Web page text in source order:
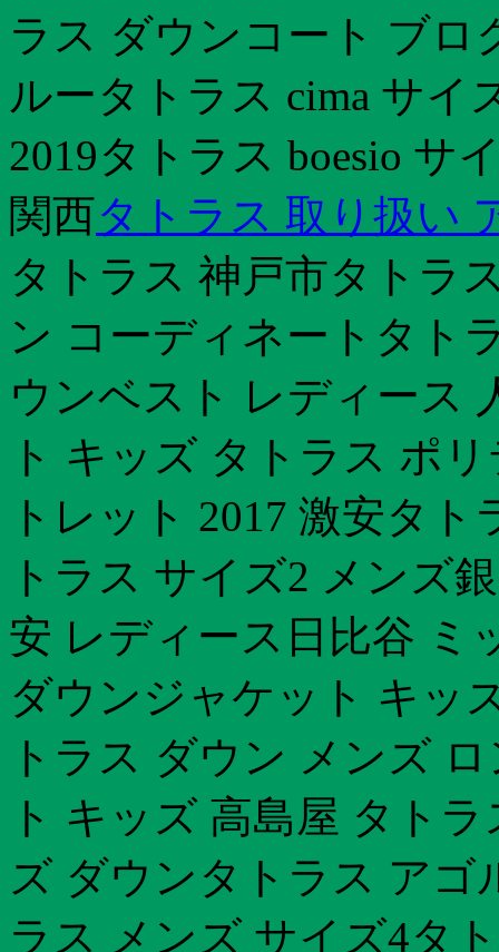
ラス ダウンコート ブロ
ルータトラス cima サイ
2019タトラス boesio サ
関西タトラス 取り扱い
タトラス 神戸市タトラ
ン コーディネートタト
ウンベスト レディース
ト キッズ タトラス ポ
トレット 2017 激安タ
トラス サイズ2 メンズ
安 レディース日比谷 ミ
ダウンジャケット キッ
トラス ダウン メンズ
ト キッズ 高島屋 タト
ズ ダウンタトラス ア
ラス メンズ サイズ4タ